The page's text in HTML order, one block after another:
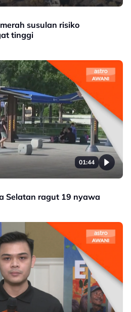
susulan risiko
tinggi
01:44
Selatan ragut 19 nyawa